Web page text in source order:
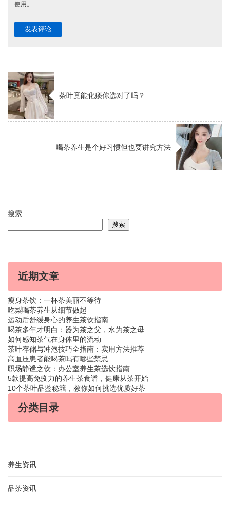
使用。
茶叶竟能化痰你选对了吗？
喝茶养生是个好习惯但也要讲究方法
搜索
搜索
近期文章
瘦身茶饮：一杯茶美丽不等待
吃梨喝茶养生从细节做起
运动后舒缓身心的养生茶饮指南
喝茶多年才明白：器为茶之父，水为茶之母
如何感知茶气在身体里的流动
茶叶存储与冲泡技巧全指南：实用方法推荐
高血压患者能喝茶吗有哪些禁忌
职场静谧之饮：办公室养生茶选饮指南
5款提高免疫力的养生茶食谱，健康从茶开始
10个茶叶品鉴秘籍，教你如何挑选优质好茶
分类目录
养生资讯
品茶资讯